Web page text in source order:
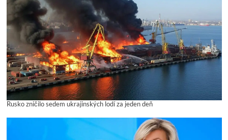
Rusko zničilo sedem ukrajinských lodí za jeden deň